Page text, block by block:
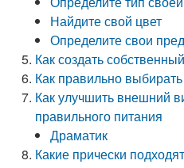
Найдите свой цвет
Определите свои
Как создать
Как правильно
Как улучшить внешний
правильного питания
Драматик
Какие прически